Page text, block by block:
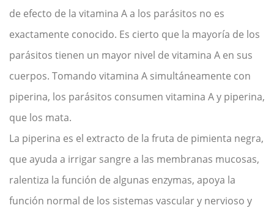
de efecto de la vitamina A a los parásitos no es
exactamente conocido. Es cierto que la mayoría de los
parásitos tienen un mayor nivel de vitamina A en sus
cuerpos. Tomando vitamina A simultáneamente con
piperina, los parásitos consumen vitamina A y piperina,
que los mata.
La piperina es el extracto de la fruta de pimienta negra,
que ayuda a irrigar sangre a las membranas mucosas,
ralentiza la función de algunas enzymas, apoya la
función normal de los sistemas vascular y nervioso y